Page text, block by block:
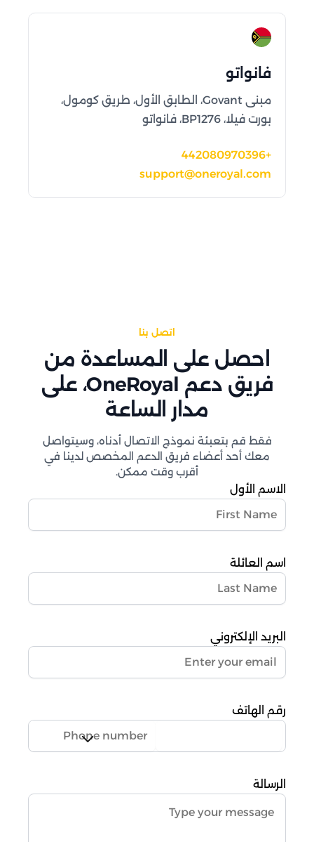
فانواتو
مبنى Govant، الطابق الأول، طريق كومول،
بورت فيلا، BP1276، فانواتو
+442080970396
support@oneroyal.com
اتصل بنا
احصل على المساعدة من
فريق دعم OneRoyal، على
مدار الساعة
فقط قم بتعبئة نموذج الاتصال أدناه، وسيتواصل
معك أحد أعضاء فريق الدعم المخصص لدينا في
أقرب وقت ممكن.
الاسم الأول
اسم العائلة
البريد الإلكتروني
رقم الهاتف
الرسالة